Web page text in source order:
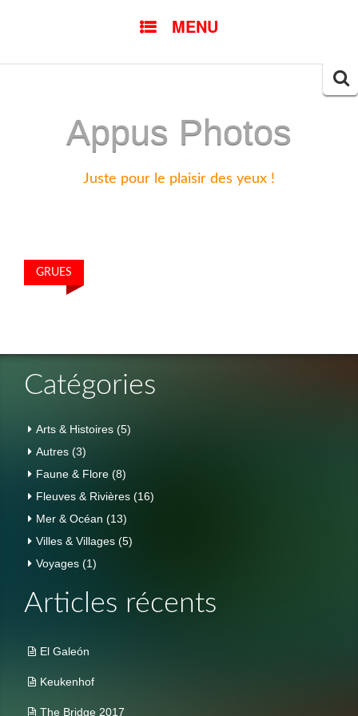
MENU
Appus Photos
Juste pour le plaisir des yeux !
GRUES
Catégories
Arts & Histoires (5)
Autres (3)
Faune & Flore (8)
Fleuves & Rivières (16)
Mer & Océan (13)
Villes & Villages (5)
Voyages (1)
Articles récents
El Galeón
Keukenhof
The Bridge 2017